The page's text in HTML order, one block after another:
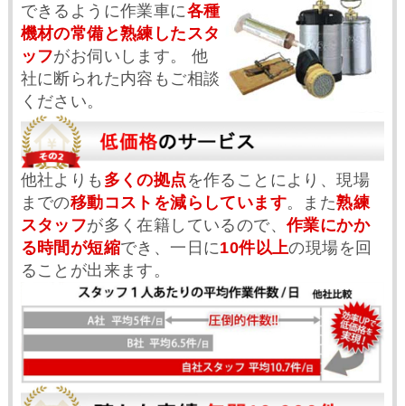
できるように作業車に各種
機材の常備と熟練したスタ
ッフがお伺いします。 他
社に断られた内容もご相談
ください。
他社よりも 多くの拠点 を作ることにより、現場
までの移動コストを減らしています。また熟練
スタッフが多く在籍しているので、作業にかか
る時間が短縮でき、一日に10件以上の現場を回
ることが出来ます。